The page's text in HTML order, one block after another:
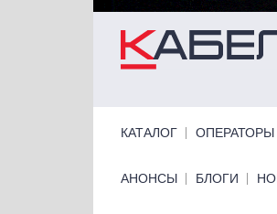
КАТАЛОГ ОПЕРАТОРЫ
Primary links bottom
АНОНСЫ БЛОГИ